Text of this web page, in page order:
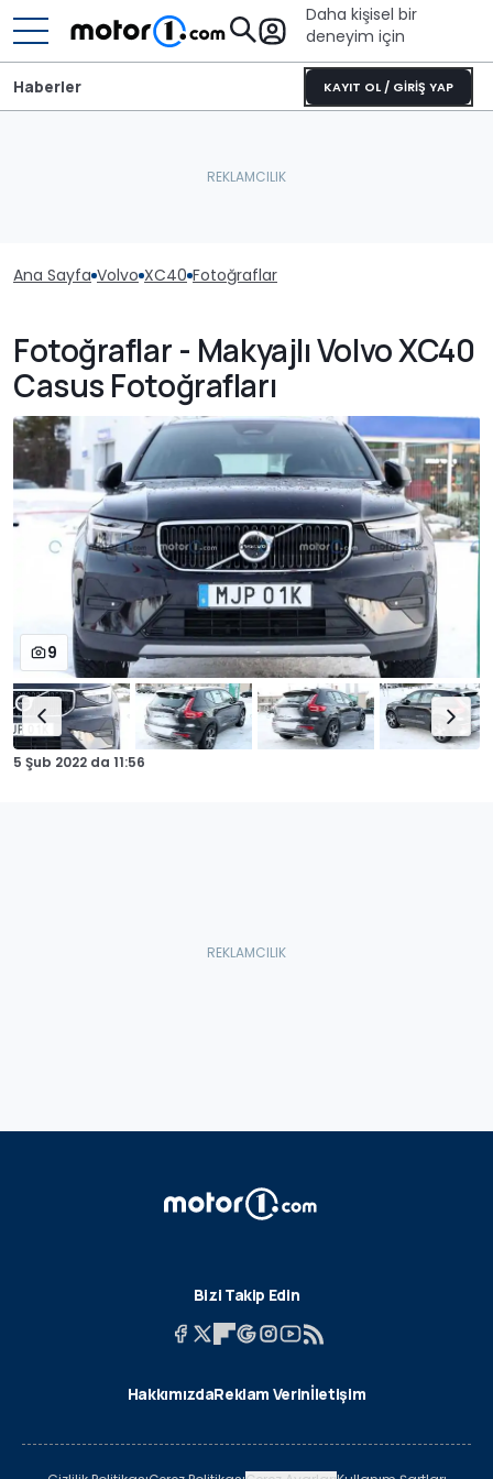
Daha kişisel bir
deneyim için
KAYIT OL / GİRİŞ YAP
Haberler
Ana Sayfa Volvo XC40 Fotoğraflar
Fotoğraflar - Makyajlı Volvo XC40
Casus Fotoğrafları
9
5 Şub 2022 da 11:56
Bizi Takip Edin
HakkımızdaReklam Verinİletişim